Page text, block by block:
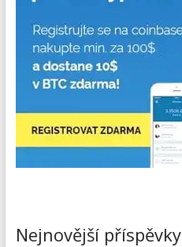
Nejnovější příspěvky